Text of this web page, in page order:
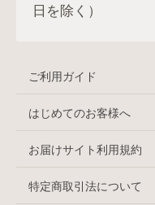
日を除く）
ご利用ガイド
はじめてのお客様へ
お届けサイト利用規約
特定商取引法について